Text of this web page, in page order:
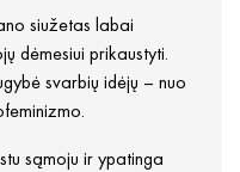
siužetas labai
dėmesiui prikaustyti.
svarbių idėjų – nuo
sąmoju ir ypatinga